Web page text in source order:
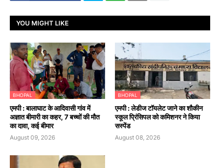
YOU MIGHT LIKE
BHOPAL
एमपी : बालाघाट के आदिवासी गांव में
अज्ञात बीमारी का कहर, 7 बच्चों की मौत
का दावा, कई बीमार
August 09, 2026
BHOPAL
एमपी : लेडीज टॉयलेट जाने का शौकीन
स्कूल प्रिंसिपल को कमिशनर ने किया
सस्पेंड
August 08, 2026